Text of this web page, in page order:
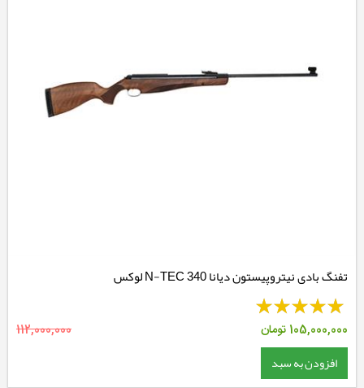
تفنگ بادی نیتروپیستون دیانا 340 N-TEC لوکس
105,000,000 تومان 112,000,000
افزودن به سبد